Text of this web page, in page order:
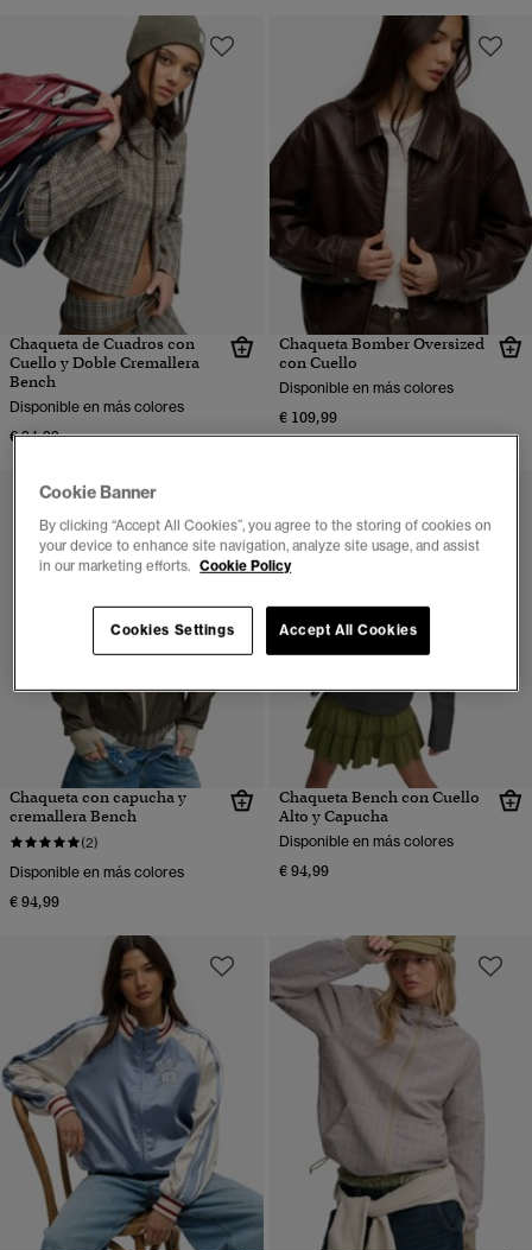
Chaqueta de Cuadros con
Cuello y Doble Cremallera
Bench
Disponible en más colores
€ 94,99
Chaqueta Bomber Oversized
con Cuello
Disponible en más colores
€ 109,99
Chaqueta con capucha y
cremallera Bench
(2)
Disponible en más colores
€ 94,99
Chaqueta Bench con Cuello
Alto y Capucha
Disponible en más colores
€ 94,99
Cookie Banner
By clicking “Accept All Cookies”, you agree to the storing of cookies on
your device to enhance site navigation, analyze site usage, and assist
in our marketing efforts. Cookie Policy
Accept All Cookies
Cookies Settings